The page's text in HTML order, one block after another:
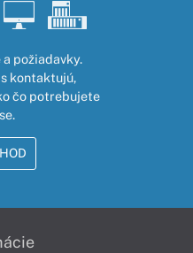
požiadavky.
kontaktujú,
čo potrebujete